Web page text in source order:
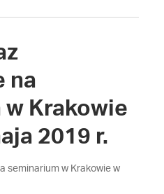
na
Krakowie
2019 r.
seminarium w Krakowie w